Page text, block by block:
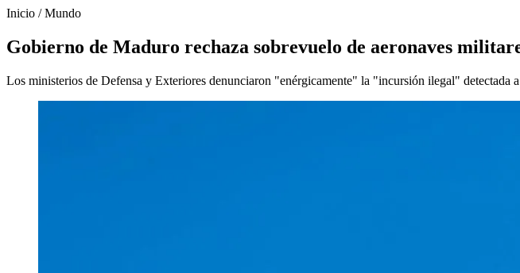
Inicio /Mundo
Gobierno de Maduro rechaza sobrevuelo de aeronaves
Los ministerios de Defensa y Exteriores denunciaron "enérgicamente" la "incursión ilegal" detectada